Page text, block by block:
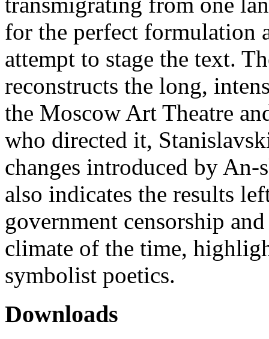
for the perfect formulation
attempt to stage the text.
reconstructs the long,
the Moscow Art Theatre
who directed it,
changes introduced by
also indicates the results
government censorship
climate of the time,
symbolist poetics.
Downloads